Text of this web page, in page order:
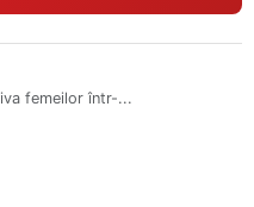
femeilor într-...